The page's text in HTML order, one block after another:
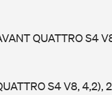
QUATTRO S4
S4 V8, 4,2),